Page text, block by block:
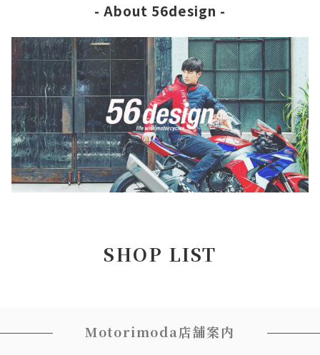
- About 56design -
SHOP LIST
Motorimoda店舗案内